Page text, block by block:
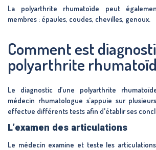
La polyarthrite rhumatoïde peut
membres : épaules, coudes, chevilles, genoux.
Comment est
polyarthrite
Le diagnostic d’une polyarthrite
médecin rhumatologue s’appuie sur
effectue différents tests afin d'établir ses
L’examen des articulations
Le médecin examine et teste les